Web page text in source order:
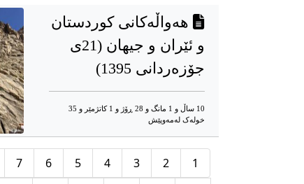
هەواڵەکانى کوردستان
و ئێران و جیهان (21ى
جۆزەردانى 1395)
10 ساڵ و 1 مانگ و 28 ڕۆژ و 1 کاتژمێر و 35
خوله‌ک له‌مه‌وپێش‌
1
2
3
4
5
6
7